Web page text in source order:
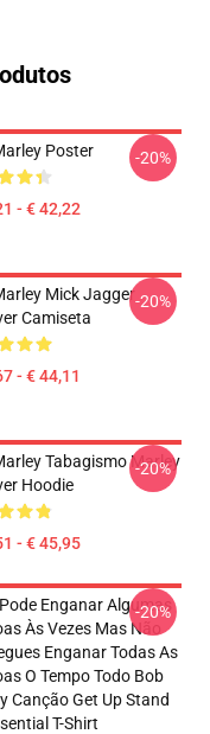
Poster
- € 42,22
-20%
Mick Jagger
Camiseta
- € 44,11
-20%
Tabagismo Marley
Hoodie
- € 45,95
-20%
Enganar Algumas
Às Vezes Mas Não
Enganar Todas As
O Tempo Todo Bob
Canção Get Up Stand
T-Shirt
-20%